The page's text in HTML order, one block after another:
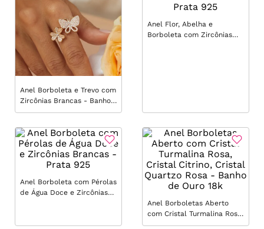
Anel Borboleta e Trevo com
Zircônias Brancas - Banho
de Ouro 18k
Anel Flor, Abelha e
Borboleta com Zircônias
Anel Borboleta com Pérolas
de Água Doce e Zircônias
Anel Borboletas Aberto
com Cristal Turmalina Rosa,
Cristal Citrino, Cristal